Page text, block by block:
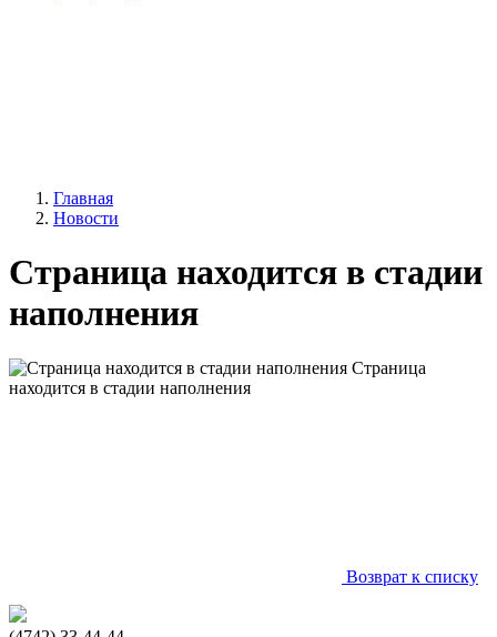
Главная
Новости
Страница находится в стадии
наполнения
Страница
находится в стадии наполнения
Возврат к списку